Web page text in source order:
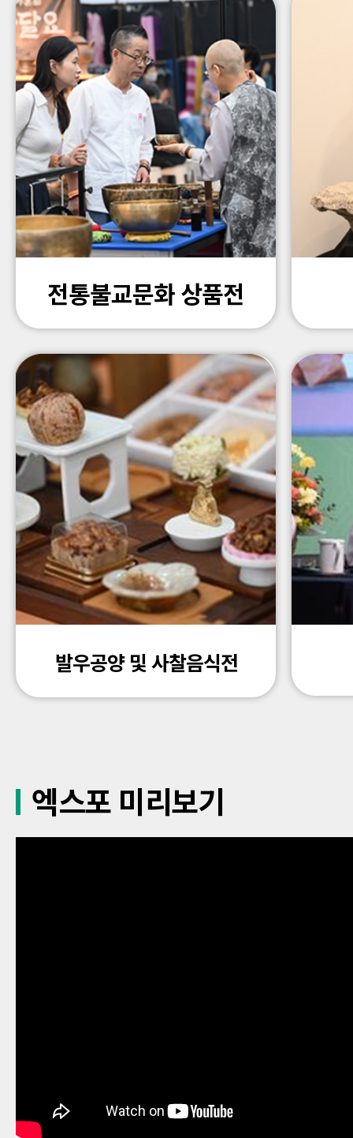
전통불교문화 상품전
발우공양 및 사찰음식전
엑스포 미리보기